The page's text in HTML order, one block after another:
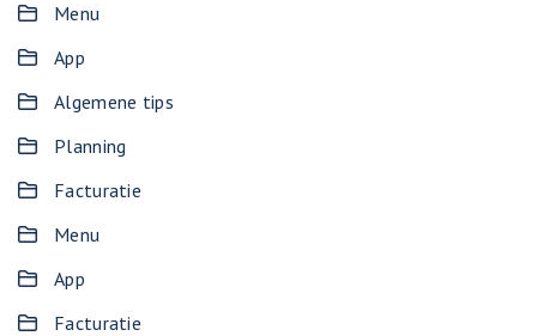
Menu
App
Algemene tips
Planning
Facturatie
Menu
App
Facturatie